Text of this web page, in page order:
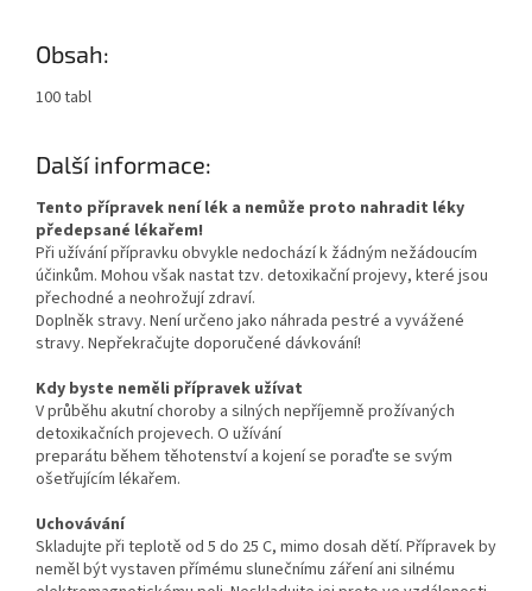
Obsah:
100 tabl
Další informace:
Tento přípravek není lék a nemůže proto nahradit léky
předepsané lékařem!
Při užívání přípravku obvykle nedochází k žádným nežádoucím
účinkům. Mohou však nastat tzv. detoxikační projevy, které jsou
přechodné a neohrožují zdraví.
Doplněk stravy. Není určeno jako náhrada pestré a vyvážené
stravy. Nepřekračujte doporučené dávkování!
Kdy byste neměli přípravek užívat
V průběhu akutní choroby a silných nepříjemně prožívaných
detoxikačních projevech. O užívání
preparátu během těhotenství a kojení se poraďte se svým
ošetřujícím lékařem.
Uchovávání
Skladujte při teplotě od 5 do 25 C, mimo dosah dětí. Přípravek by
neměl být vystaven přímému slunečnímu záření ani silnému